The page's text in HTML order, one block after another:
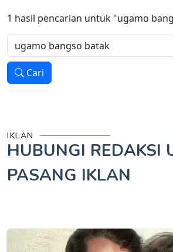
1 hasil pencarian untuk "ugamo
Cari
IKLAN
HUBUNGI REDAKSI
PASANG IKLAN